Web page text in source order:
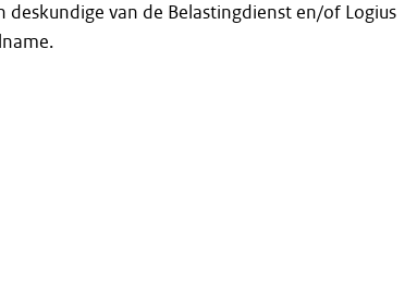
van de Belastingdienst en/of Logius